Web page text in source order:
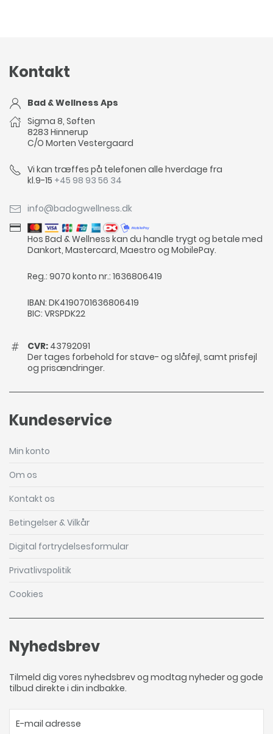
Kontakt
Bad & Wellness Aps
Sigma 8, Søften
8283 Hinnerup
C/O Morten Vestergaard
Vi kan træffes på telefonen alle hverdage fra
kl.9-15 +45 98 93 56 34
info@badogwellness.dk
Hos Bad & Wellness kan du handle trygt og betale med
Dankort, Mastercard, Maestro og MobilePay.
Reg.: 9070 konto nr.: 1636806419
IBAN: DK4190701636806419
BIC: VRSPDK22
CVR: 43792091
Der tages forbehold for stave- og slåfejl, samt prisfejl
og prisændringer.
Kundeservice
Min konto
Om os
Kontakt os
Betingelser & Vilkår
Digital fortrydelsesformular
Privatlivspolitik
Cookies
Nyhedsbrev
Tilmeld dig vores nyhedsbrev og modtag nyheder og gode
tilbud direkte i din indbakke.